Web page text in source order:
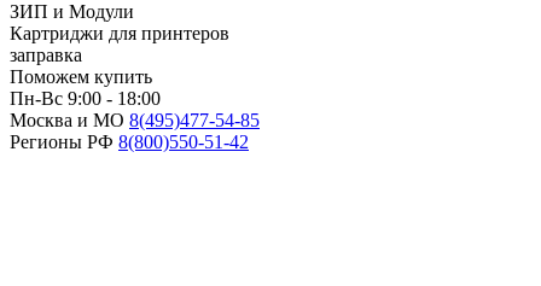
ЗИП и Модули
Картриджи для принтеров
заправка
Поможем купить
Пн-Вс 9:00 - 18:00
Москва и МО 8(495)477-54-85
Регионы РФ 8(800)550-51-42